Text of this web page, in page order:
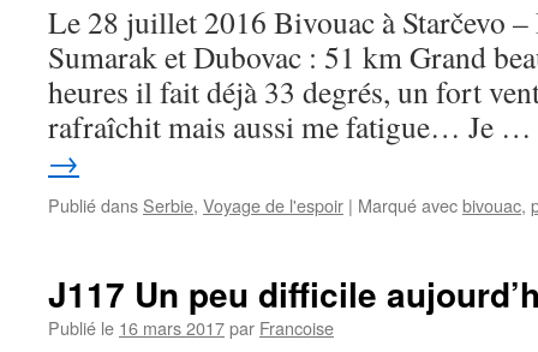
Le 28 juillet 2016 Bivouac à Starčevo
Sumarak et Dubovac : 51 km Grand
heures il fait déjà 33 degrés, un fort
rafraîchit mais aussi me fatigue… Je …
→
Publié dans Serbie, Voyage de l'espoir | Marqué avecbivouac,
J117 Un peu difficile
Publié le 16 mars 2017par Francoise